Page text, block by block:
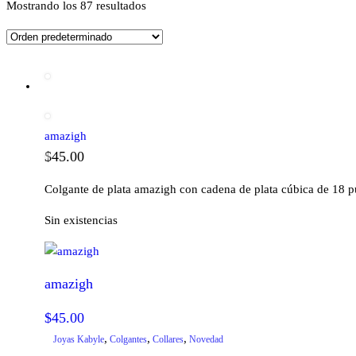
Mostrando los 87 resultados
amazigh
$45.00
Colgante de plata amazigh con cadena de plata cúbica de 18
Sin existencias
amazigh
$45.00
Joyas Kabyle, Colgantes, Collares, Novedad